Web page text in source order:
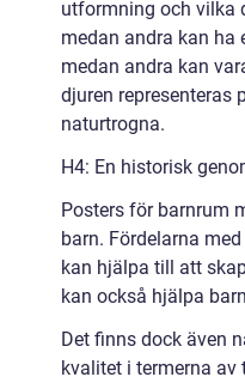
utformning och vilka
medan andra kan ha
medan andra kan
djuren representeras
naturtrogna.
H4: En historisk
Posters för barnrum
barn. Fördelarna
kan hjälpa till att
kan också hjälpa
Det finns dock även
kvalitet i termerna av